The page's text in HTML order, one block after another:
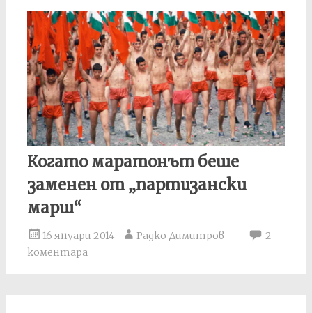
Когато маратонът беше
заменен от „партизански
марш“
16 януари 2014 Радко Димитров
2
коментара